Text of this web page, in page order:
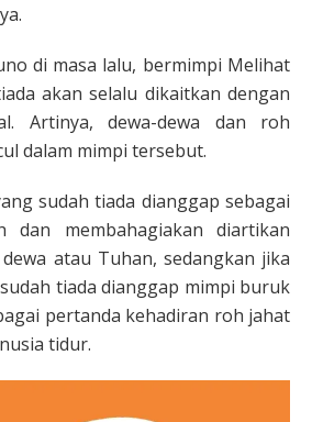
di masa lalu, bermimpi Melihat
akan selalu dikaitkan dengan
Artinya, dewa-dewa dan roh
dalam mimpi tersebut.
sudah tiada dianggap sebagai
dan membahagiakan diartikan
atau Tuhan, sedangkan jika
tiada dianggap mimpi buruk
pertanda kehadiran roh jahat
tidur.